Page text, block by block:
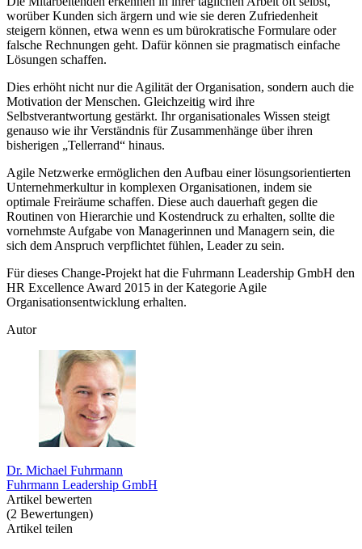
worüber Kunden sich ärgern und wie sie deren Zufriedenheit
steigern können, etwa wenn es um bürokratische Formulare oder
falsche Rechnungen geht. Dafür können sie pragmatisch einfache
Lösungen schaffen.
Dies erhöht nicht nur die Agilität der Organisation, sondern auch die
Motivation der Menschen. Gleichzeitig wird ihre
Selbstverantwortung gestärkt. Ihr organisationales Wissen steigt
genauso wie ihr Verständnis für Zusammenhänge über ihren
bisherigen „Tellerrand“ hinaus.
Agile Netzwerke ermöglichen den Aufbau einer lösungsorientierten
Unternehmerkultur in komplexen Organisationen, indem sie
optimale Freiräume schaffen. Diese auch dauerhaft gegen die
Routinen von Hierarchie und Kostendruck zu erhalten, sollte die
vornehmste Aufgabe von Managerinnen und Managern sein, die
sich dem Anspruch verpflichtet fühlen, Leader zu sein.
Für dieses Change-Projekt hat die Fuhrmann Leadership GmbH den
HR Excellence Award 2015 in der Kategorie Agile
Organisationsentwicklung erhalten.
Autor
Dr. Michael Fuhrmann
Fuhrmann Leadership GmbH
Artikel bewerten
(2 Bewertungen)
Artikel teilen